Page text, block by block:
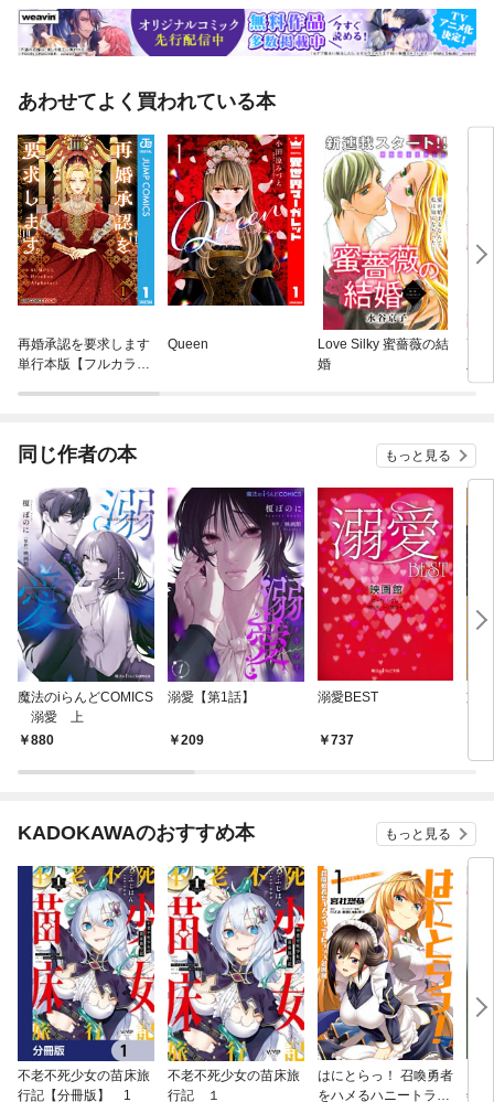
あわせてよく買われている本
再婚承認を要求します
単行本版【フルカラ
Queen
Love Silky 蜜薔薇の結
婚
高
版】
同じ作者の本 もっと見る
魔法のiらんどCOMICS
溺愛 上
880
溺愛【第1話】
209
溺愛BEST
737
支
KADOKAWAのおすすめ本 もっと見る
不老不死少女の苗床旅
行記【分冊版】 1
不老不死少女の苗床旅
行記 １
はにとらっ！ 召喚勇者
をハメるハニートラッ
年9